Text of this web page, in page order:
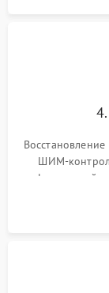
ШИМ-
инфракрасной
чипа и